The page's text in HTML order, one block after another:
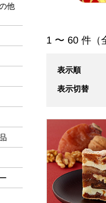
「七五三内祝い
1 〜 60 件（
表示順
表示切替
一善や 干柿と
他